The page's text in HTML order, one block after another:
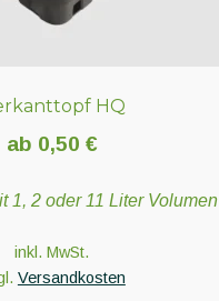
HQ
ab 0,50 €
1, 2 oder 11 Liter Volumen
inkl. MwSt.
Versandkosten